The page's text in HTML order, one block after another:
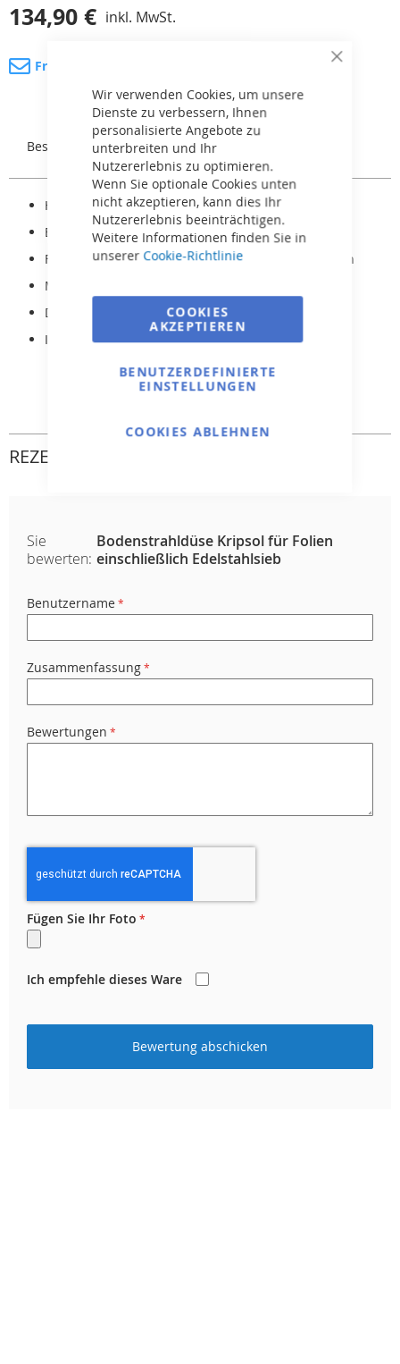
Close
Wir verwenden Cookies, um unsere
Dienste zu verbessern, Ihnen
personalisierte Angebote zu
unterbreiten und Ihr
Nutzererlebnis zu optimieren.
Wenn Sie optionale Cookies unten
nicht akzeptieren, kann dies Ihr
Nutzererlebnis beeinträchtigen.
Weitere Informationen finden Sie in
unserer Cookie-Richtlinie
COOKIES
AKZEPTIEREN
BENUTZERDEFINIERTE
EINSTELLUNGEN
COOKIES ABLEHNEN
134,90 € inkl. MwSt.
Fragen Sie nach dem Produkt
Beschreibung Rezensionen
Hergestellt aus weißem ABS-Kunststoff
Einstellbarer Durchfluss 0-100%
Für die Installation am Boden des Pools vorgesehen
Modell für Folientyp-Pool
Durchflusskapazität 14 m3/h
Inklusive Edelstahlflansch und Gitter
REZENSIONEN
Sie
bewerten:
Bodenstrahldüse Kripsol für Folien
einschließlich Edelstahlsieb
Benutzername
Zusammenfassung
Bewertungen
Fügen Sie Ihr Foto
Ich empfehle dieses Ware
Bewertung abschicken